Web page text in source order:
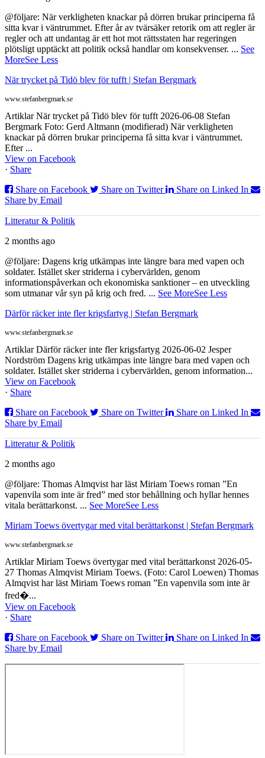
@följare: När verkligheten knackar på dörren brukar principerna få
sitta kvar i väntrummet. Efter år av tvärsäker retorik om att regler är
regler och att undantag är ett hot mot rättsstaten har regeringen
plötsligt upptäckt att politik också handlar om konsekvenser. ... See
MoreSee Less
När trycket på Tidö blev för tufft | Stefan Bergmark
www.stefanbergmark.se
Artiklar När trycket på Tidö blev för tufft 2026-06-08 Stefan
Bergmark Foto: Gerd Altmann (modifierad) När verkligheten
knackar på dörren brukar principerna få sitta kvar i väntrummet.
Efter ...
View on Facebook
· Share
Share on Facebook
Share on Twitter
Share on Linked In
Share by Email
Litteratur & Politik
2 months ago
@följare: Dagens krig utkämpas inte längre bara med vapen och
soldater. Istället sker striderna i cybervärlden, genom
informationspåverkan och ekonomiska sanktioner – en utveckling
som utmanar vår syn på krig och fred. ... See MoreSee Less
Därför räcker inte fler krigsfartyg | Stefan Bergmark
www.stefanbergmark.se
Artiklar Därför räcker inte fler krigsfartyg 2026-06-02 Jesper
Nordström Dagens krig utkämpas inte längre bara med vapen och
soldater. Istället sker striderna i cybervärlden, genom information...
View on Facebook
· Share
Share on Facebook
Share on Twitter
Share on Linked In
Share by Email
Litteratur & Politik
2 months ago
@följare: Thomas Almqvist har läst Miriam Toews roman ”En
vapenvila som inte är fred” med stor behållning och hyllar hennes
vitala berättarkonst. ... See MoreSee Less
Miriam Toews övertygar med vital berättarkonst | Stefan Bergmark
www.stefanbergmark.se
Artiklar Miriam Toews övertygar med vital berättarkonst 2026-05-
27 Thomas Almqvist Miriam Toews. (Foto: Carol Loewen) Thomas
Almqvist har läst Miriam Toews roman ”En vapenvila som inte är
fred�...
View on Facebook
· Share
Share on Facebook
Share on Twitter
Share on Linked In
Share by Email